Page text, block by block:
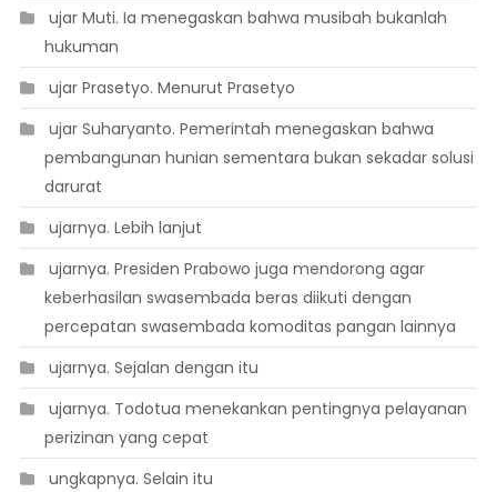
 ujar Muti. Ia menegaskan bahwa musibah bukanlah
hukuman
 ujar Prasetyo. Menurut Prasetyo
 ujar Suharyanto. Pemerintah menegaskan bahwa
pembangunan hunian sementara bukan sekadar solusi
darurat
 ujarnya. Lebih lanjut
 ujarnya. Presiden Prabowo juga mendorong agar
keberhasilan swasembada beras diikuti dengan
percepatan swasembada komoditas pangan lainnya
 ujarnya. Sejalan dengan itu
 ujarnya. Todotua menekankan pentingnya pelayanan
perizinan yang cepat
 ungkapnya. Selain itu